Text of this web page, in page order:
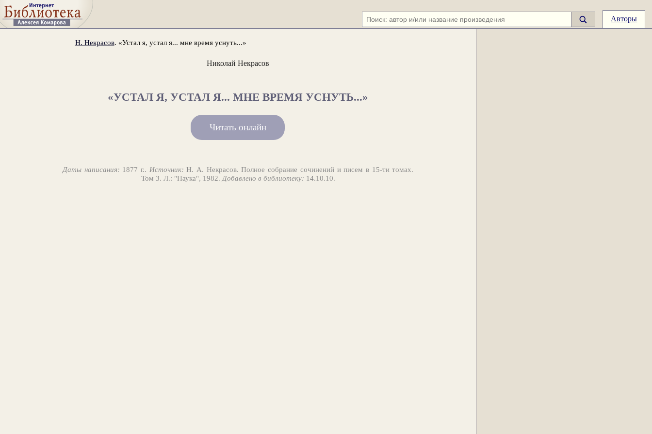
Авторы
Н. Некрасов. «Устал я, устал я... мне время уснуть...»
Николай Некрасов
«УСТАЛ Я, УСТАЛ Я... МНЕ ВРЕМЯ УСНУТЬ...»
Читать онлайн
Даты написания: 1877 г.. Источник: Н. А. Некрасов. Полное собрание сочинений и писем в 15-ти томах.
Том 3. Л.: "Наука", 1982.Добавлено в библиотеку: 14.10.10.